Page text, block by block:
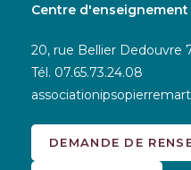
Centre
20, rue Bellier Dedouvre
Tél. 07.65.73.24.08
DEMANDE DE